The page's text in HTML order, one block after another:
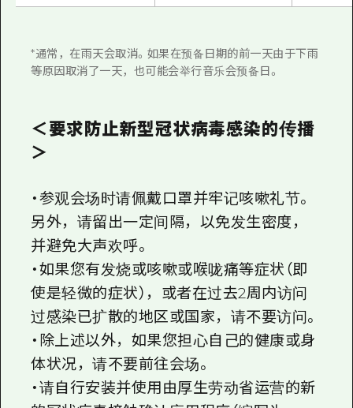
*通常，在雨天会取消。如果在预备日期的前一天由于下雨
等原因取消了一天，也可能会举行音乐会预备日。
＜要求防止新型冠状病毒感染的传播
＞
・参观会场时请佩戴口罩并牢记咳嗽礼节。
另外，请留出一定间隔，以免发生密度，
并避免大声欢呼。
・如果您有发烧或咳嗽或喉咙痛等症状（即
使是轻微的症状），或者在过去2周内访问
过感染已扩散的地区或国家，请不要访问。
・除上述以外，如果您担心自己的健康或身
体状况，请不要前往会场。
・请自行安装并使用由厚生劳动省运营的新